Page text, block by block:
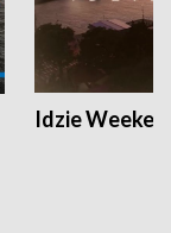
Idzie